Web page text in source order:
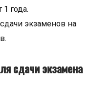
года.
экзаменов на
сдачи экзамена